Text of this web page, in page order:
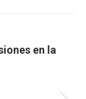
en la